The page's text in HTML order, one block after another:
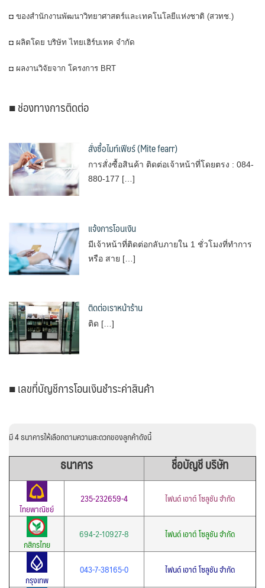
◘ ของสำนักงานพัฒนาวิทยาศาสตร์และเทคโนโลยีแห่งชาติ (สวทช.)
◘ ผลิตโดย บริษัท ไทยเฮิร์บเทค จำกัด
◘ ผลงานวิจัยจาก โครงการ BRT
■ ช่องทางการติดต่อ
สั่งซื้อไมท์เฟียร์ (Mite fearr)
การสั่งซื้อสินค้า ติดต่อเจ้าหน้าที่โดยตรง : 084-
880-177 […]
แจ้งการโอนเงิน
มีเจ้าหน้าที่ติดต่อกลับภายใน 1 ชั่วโมงที่ทำการ
หรือ สาย […]
ติดต่อเราหน้าร้าน
ติด […]
■ เลขที่บัญชีการโอนเงินชำระค่าสินค้า
มี 4 ธนาคารให้เลือกตามความสะดวกของลูกค้าดังนี้
ธนาคาร ชื่อบัญชี บริษัท
ไทยพาณิชย์
235-232659-4 ไฟนด์ เอาต์ โซลูชัน จำกัด
กสิกรไทย
694-2-10927-8 ไฟนด์ เอาต์ โซลูชัน จำกัด
กรุงเทพ
043-7-38165-0 ไฟนด์ เอาต์ โซลูชัน จำกัด